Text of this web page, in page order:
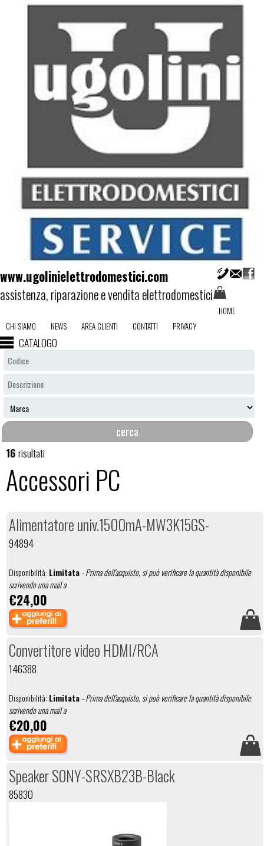
www.ugolinielettrodomestici.com
assistenza, riparazione e vendita elettrodomestici
HOME
CHI SIAMO
NEWS AREA CLIENTI CONTATTI PRIVACY
CATALOGO
16risultati
Accessori PC
Alimentatore univ.1500mA-MW3K15GS-
94894
Disponibilità: Limitata- Prima dell'acquisto, si può verificare la quantità disponibile
scrivendo una mail a
€24,00
Convertitore video HDMI/RCA
146388
Disponibilità: Limitata- Prima dell'acquisto, si può verificare la quantità disponibile
scrivendo una mail a
€20,00
Speaker SONY-SRSXB23B-Black
85830